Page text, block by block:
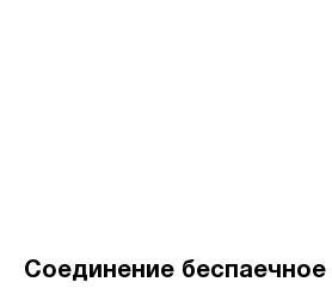
Соединение беспаечное